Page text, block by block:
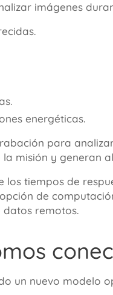
imágenes
energéticas.
para
misión y generan
los tiempos de
de
datos remotos.
un nuevo modelo